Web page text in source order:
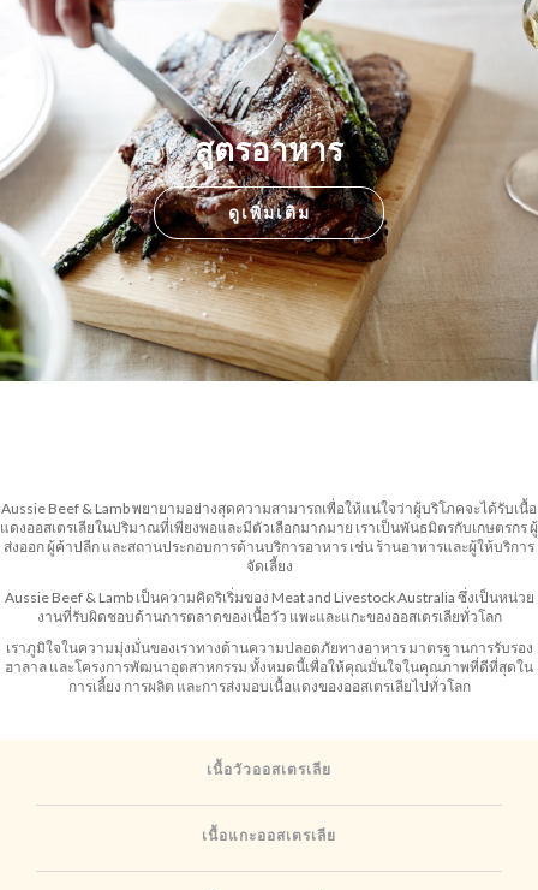
สูตรอาหาร
ดูเพิ่มเติม
Aussie Beef & Lamb พยายามอย่างสุดความสามารถเพื่อให้แน่ใจว่าผู้บริโภคจะได้รับเนื้อ
แดงออสเตรเลียในปริมาณที่เพียงพอและมีตัวเลือกมากมาย เราเป็นพันธมิตรกับเกษตรกร ผู้
ส่งออก ผู้ค้าปลีก และสถานประกอบการด้านบริการอาหาร เช่น ร้านอาหารและผู้ให้บริการ
จัดเลี้ยง
Aussie Beef & Lamb เป็นความคิดริเริ่มของ Meat and Livestock Australia ซึ่งเป็นหน่วย
งานที่รับผิดชอบด้านการตลาดของเนื้อวัว แพะและแกะของออสเตรเลียทั่วโลก
เราภูมิใจในความมุ่งมั่นของเราทางด้านความปลอดภัยทางอาหาร มาตรฐานการรับรอง
ฮาลาล และโครงการพัฒนาอุตสาหกรรม ทั้งหมดนี้เพื่อให้คุณมั่นใจในคุณภาพที่ดีที่สุดใน
การเลี้ยง การผลิต และการส่งมอบเนื้อแดงของออสเตรเลียไปทั่วโลก
เนื้อวัวออสเตรเลีย
เนื้อแกะออสเตรเลีย